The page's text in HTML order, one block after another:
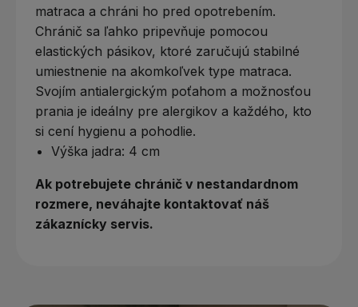
matraca a chráni ho pred opotrebením.
Chránič sa ľahko pripevňuje pomocou
elastických pásikov, ktoré zaručujú stabilné
umiestnenie na akomkoľvek type matraca.
Svojím antialergickým poťahom a možnosťou
prania je ideálny pre alergikov a každého, kto
si cení hygienu a pohodlie.
Výška jadra: 4 cm
Ak potrebujete chránič v nestandardnom
rozmere, neváhajte kontaktovať náš
zákaznícky servis.